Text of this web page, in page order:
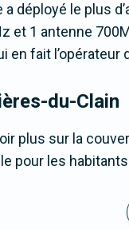
déployé le plus
et 1 antenne
en fait
du-Clain
plus sur la
pour les